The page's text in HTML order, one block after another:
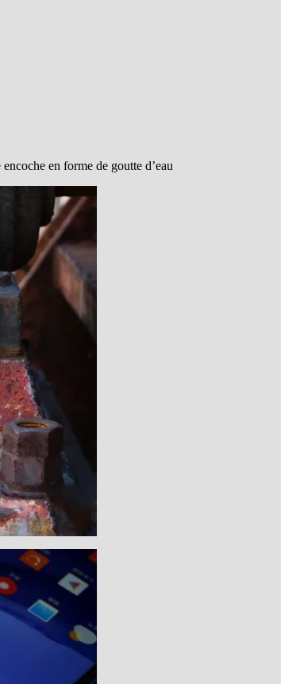
en forme de goutte d’eau